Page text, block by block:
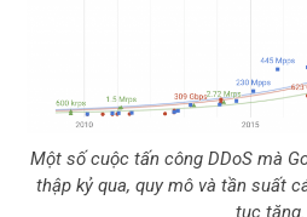
Một số cuộc tấn công DDoS mà
thập kỷ qua, quy mô và tần suất
tục tăng.